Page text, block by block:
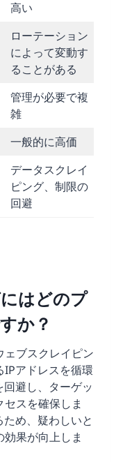
高い
ローテーション
によって変動す
ることがある
管理が必要で複
雑
一般的に高価
データスクレイ
ピング、制限の
回避
はどのプ
か？
ェブスクレイピン
IPアドレスを循環
避し、ターゲッ
スを確保しま
め、疑わしいと
果が向上しま